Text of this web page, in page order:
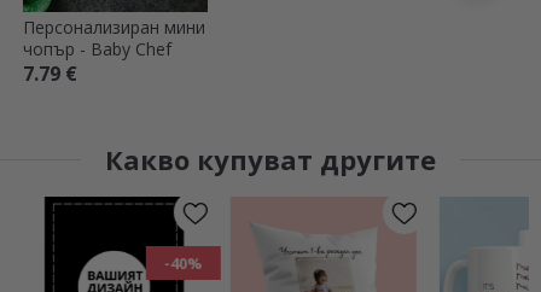
Персонализиран мини
чопър - Baby Chef
7.79 €
Какво купуват другите
-40%